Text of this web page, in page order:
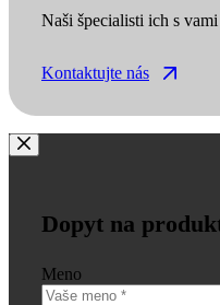
Naši špecialisti ich s
Kontaktujte nás
Dopyt na
Meno